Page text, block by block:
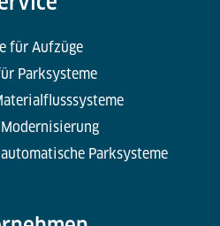
für Aufzüge
Parksysteme
Parksysteme